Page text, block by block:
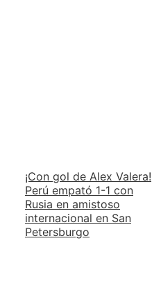
¡Con gol de Alex Valera!
Perú empató 1-1 con
Rusia en amistoso
internacional en San
Petersburgo